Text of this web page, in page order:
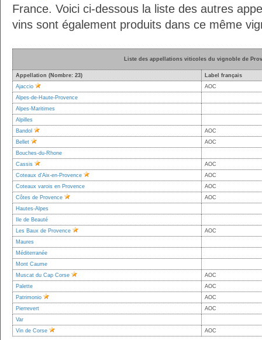
France. Voici ci-dessous la liste des autres
vins sont également produits dans ce même
Liste des appellations viticoles du vignoble de
Appellation (Nombre: 23)
Label français
Ajaccio
AOC
Alpes-de-Haute-Provence
Alpes-Maritimes
Alpilles
Bandol
AOC
Bellet
AOC
Bouches-du-Rhone
Cassis
AOC
Coteaux d'Aix-en-Provence
AOC
Coteaux varois en Provence
AOC
Côtes de Provence
AOC
Hautes-Alpes
Ile de Beauté
Les Baux de Provence
AOC
Maures
Méditerranée
Mont Caume
Muscat du Cap Corse
AOC
Palette
AOC
Patrimonio
AOC
Pierrevert
AOC
Var
Vin de Corse
AOC